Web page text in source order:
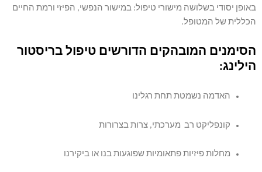
באופן יסודי בשלושה מישורי טיפול: במישור הנפשי, הפיזי ורמת החיים
הכללית של המטופל.
הסימנים המובהקים הדורשים טיפול בריסטור
הילינג:
האדמה נשמטת תחת רגלינו
קונפליקט רב מערכתי, צרות בצרורות
מחלות פיזיות פתאומיות שפוגעות בנו או ביקירנו